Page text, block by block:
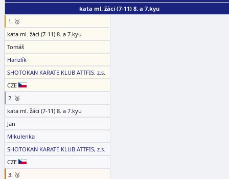
kata ml. žáci (7-11) 8. a 7.kyu
1. 🥇
kata ml. žáci (7-11) 8. a 7.kyu
Tomáš
Hanzlík
SHOTOKAN KARATE KLUB ATTFIS, z.s.
CZE
2. 🥈
kata ml. žáci (7-11) 8. a 7.kyu
Jan
Mikulenka
SHOTOKAN KARATE KLUB ATTFIS, z.s.
CZE
3. 🥉